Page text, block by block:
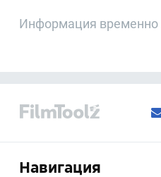
Информация временно
Навигация